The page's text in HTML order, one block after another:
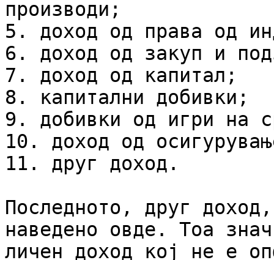
производи;
5. доход од права од
6. доход од закуп и
7. доход од капитал;
8. капитални добивки;
9. добивки од игри на
10. доход од
11. друг доход.
Последното, друг
наведено овде. Тоа
личен доход кој не е